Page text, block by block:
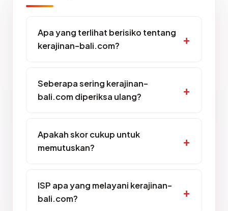
Apa yang terlihat berisiko tentang
kerajinan-bali.com?
Seberapa sering kerajinan-
bali.com diperiksa ulang?
Apakah skor cukup untuk
memutuskan?
ISP apa yang melayani kerajinan-
bali.com?